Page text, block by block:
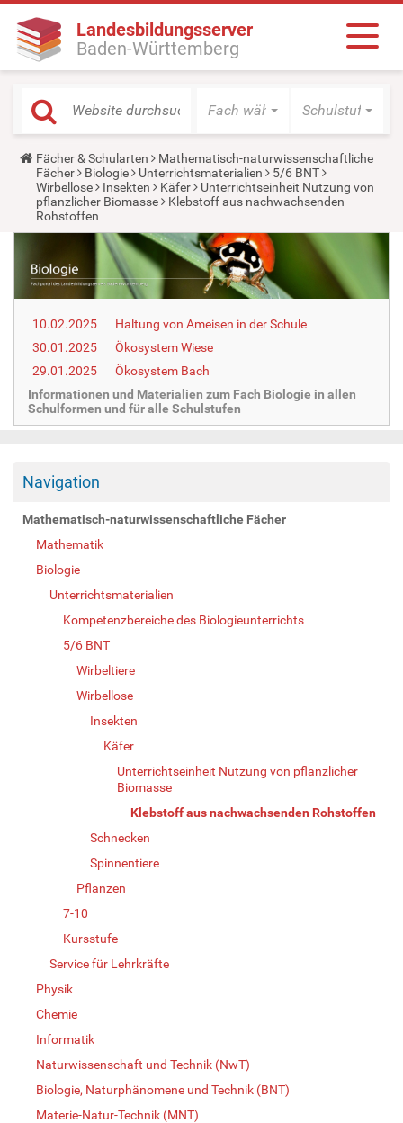
Landesbildungsserver
Baden-Württemberg
Fach wählen Schulstufe
Y
o
u
a
r
e
r
e
:
Fächer & Schularten
Mathematisch-naturwissenschaftliche
Fächer
Biologie Unterrichtsmaterialien
5/6 BNT
Wirbellose
Insekten Käfer
Unterrichtseinheit Nutzung von
pflanzlicher Biomasse
Klebstoff aus nachwachsenden
Rohstoffen
10.02.2025
Haltung von Ameisen in der Schule
30.01.2025
Ökosystem Wiese
29.01.2025
Ökosystem Bach
Informationen und Materialien zum Fach Biologie in allen
Schulformen und für alle Schulstufen
Navigation
Mathematisch-naturwissenschaftliche Fächer
Mathematik
Biologie
Unterrichtsmaterialien
Kompetenzbereiche des Biologieunterrichts
5/6 BNT
Wirbeltiere
Wirbellose
Insekten
Käfer
Unterrichtseinheit Nutzung von pflanzlicher
Biomasse
Klebstoff aus nachwachsenden Rohstoffen
Schnecken
Spinnentiere
Pflanzen
7-10
Kursstufe
Service für Lehrkräfte
Physik
Chemie
Informatik
Naturwissenschaft und Technik (NwT)
Biologie, Naturphänomene und Technik (BNT)
Materie-Natur-Technik (MNT)